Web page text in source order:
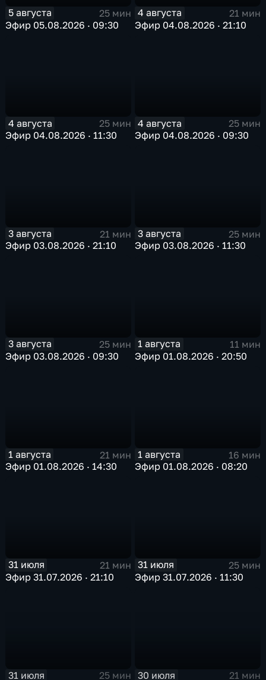
5 августа
25 мин
Эфир 05.08.2026 · 09:30
4 августа
21 мин
Эфир 04.08.2026 · 21:10
4 августа
25 мин
Эфир 04.08.2026 · 11:30
4 августа
25 мин
Эфир 04.08.2026 · 09:30
3 августа
21 мин
Эфир 03.08.2026 · 21:10
3 августа
25 мин
Эфир 03.08.2026 · 11:30
3 августа
25 мин
Эфир 03.08.2026 · 09:30
1 августа
11 мин
Эфир 01.08.2026 · 20:50
1 августа
21 мин
Эфир 01.08.2026 · 14:30
1 августа
16 мин
Эфир 01.08.2026 · 08:20
31 июля
21 мин
Эфир 31.07.2026 · 21:10
31 июля
25 мин
Эфир 31.07.2026 · 11:30
31 июля
25 мин
30 июля
21 мин